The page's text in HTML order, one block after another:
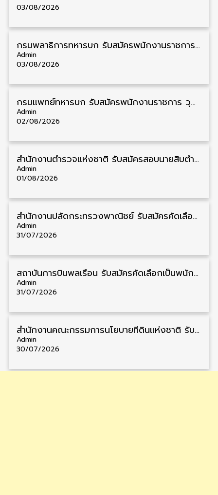
03/08/2026
กรมพลาธิการทหารบก รับสมัครพนักงานราชการ วุฒิ ม.3/ม.6/ปวช. 66 อัตรา รับสมัคร 10 – 17 สิงหาคม
Admin
03/08/2026
กรมแพทย์ทหารบก รับสมัครพนักงานราชการ วุฒิ ม.3/ม.6/ปวช./ปวท./ปวส. 6 อัตรา รับสมัคร 3 – 7 สิงหาคม
Admin
02/08/2026
สำนักงานตำรวจแห่งชาติ รับสมัครสอบนายสิบตำรวจ วุฒิ ม.6/ปวช. 6,000 อัตรา รับสมัคร 8 – 19 สิงหาคม
Admin
01/08/2026
สำนักงานปลัดกระทรวงพาณิชย์ รับสมัครคัดเลือกพนักงานราชการ วุฒิ ปวส./ป.ตรี 11 อัตรา รับสมัคร 10 – 21 สิงหาคม
Admin
31/07/2026
สถาบันการบินพลเรือน รับสมัครคัดเลือกเป็นพนักงาน วุฒิ ป.ตรี/ป.โท/ป.เอก 11 อัตรา รับสมัคร 27 กรกฎาคม – 10 สิงหาคม
Admin
31/07/2026
สำนักงานคณะกรรมการนโยบายที่ดินแห่งชาติ รับสมัครคัดเลือกพนักงานราชการ วุฒิ ป.ตรี 6 อัตรา รับสมัคร 13 กรกฎาคม – 6 สิงหาคม
Admin
30/07/2026